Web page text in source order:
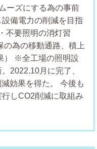
ーズにする為の事前
備電力の削減を目指
・不要照明の消灯習
の為の移動通路、積上
※全工場の照明設
2022.10月に完了、
効果を得た。
今後も
しCO2削減に取組み